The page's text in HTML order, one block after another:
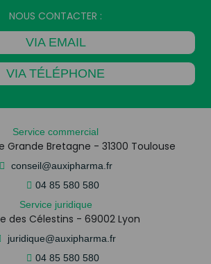
NOUS CONTACTER :
VIA EMAIL
VIA TÉLÉPHONE
Service commercial
Grande Bretagne - 31300 Toulouse
conseil@auxipharma.fr
04 85 580 580
Service juridique
des Célestins - 69002 Lyon
juridique@auxipharma.fr
04 85 580 580